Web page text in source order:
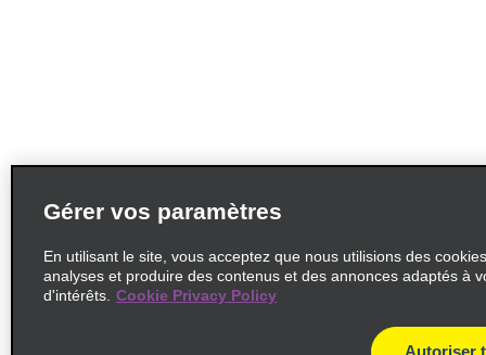
Gérer vos paramètres
En utilisant le site, vous acceptez que nous utilisions des
analyses et produire des contenus et des annonces adaptés à
d'intérêts. Cookie Privacy Policy
Autoriser